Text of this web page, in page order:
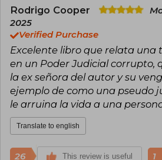
well as his fight to
memoir.
Rodrigo Cooper
2025
Verified Purchase
Excelente libro que relata
en un Poder Judicial corrupto,
la ex señora del autor y su
ejemplo de como una pseudo
le arruina la vida a una
Translate to english
26 This review is useful 1